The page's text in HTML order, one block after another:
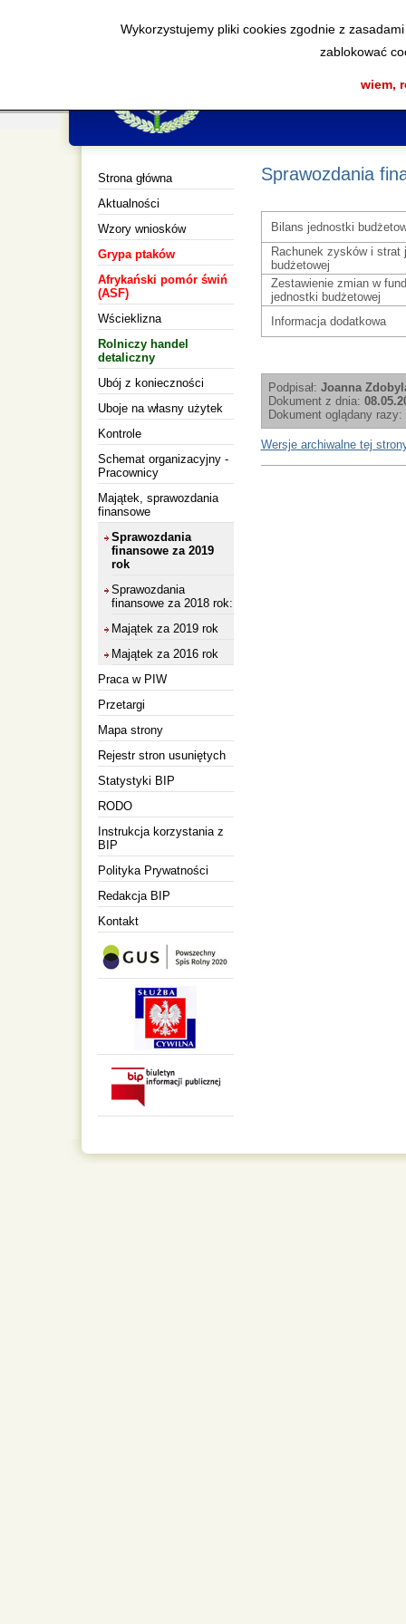
Wykorzystujemy pliki cookies zgodnie z
zablokować
wiem,
Strona główna
Aktualności
Wzory wniosków
Grypa ptaków
Afrykański pomór świń
(ASF)
Wścieklizna
Rolniczy handel
detaliczny
Ubój z konieczności
Uboje na własny użytek
Kontrole
Schemat organizacyjny -
Pracownicy
Majątek, sprawozdania
finansowe
Sprawozdania
finansowe za 2019
rok
Sprawozdania
finansowe za 2018 rok:
Majątek za 2019 rok
Majątek za 2016 rok
Praca w PIW
Przetargi
Mapa strony
Rejestr stron usuniętych
Statystyki BIP
RODO
Instrukcja korzystania z
BIP
Polityka Prywatności
Redakcja BIP
Kontakt
Sprawozdania
Bilans jednostki
Rachunek zysków i strat
budżetowej
Zestawienie zmian w
jednostki budżetowej
Informacja dodatkowa
Podpisał: Joanna
Dokument z dnia:
Dokument oglądany razy:
Wersje archiwalne tej